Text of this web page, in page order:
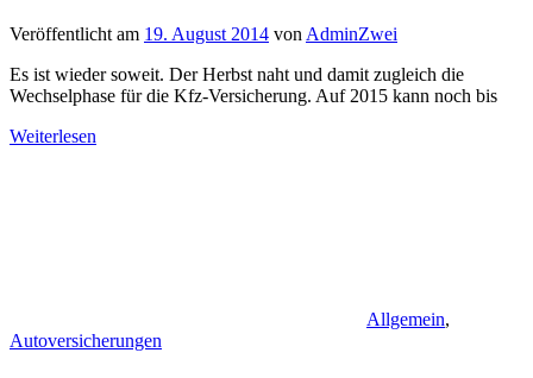
Veröffentlicht am 19. August 2014 von AdminZwei
Es ist wieder soweit. Der Herbst naht und damit zugleich die
Wechselphase für die Kfz-Versicherung. Auf 2015 kann noch bis
Weiterlesen
Allgemein,
Autoversicherungen